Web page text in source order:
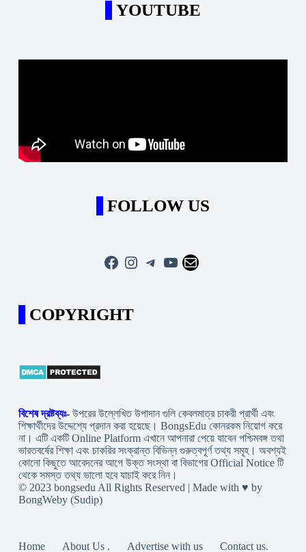
YOUTUBE
FOLLOW US
Facebook
Instagram
Telegram
YouTube
Mail
COPYRIGHT
বিশেষ দ্রষ্টব্যঃ- উপরের উল্লেখিত উপাদান গুলি কেবলমাত্র চাকরী প্রার্থী এবং
শিক্ষার্থীদের উদ্দেশ্যে প্রদান করা হয়েছে। BongsEdu কোনরকম নিয়োগ করে
না। এটি একটি Online Platform এখানে আপনারা পেয়ে যাবেন পশ্চিমবঙ্গ তথা
ভারতবর্ষের শিক্ষা এবং চাকরির সংক্রান্ত বিভিন্ন গুরুত্বপূর্ণ তথ্য সমূহ। অবশ্যই
কোনো কিছুতে আবেদনের আগে উক্ত সংস্থা বা বিভাগের Official Notice টি
থেকে সমস্ত তথ্য ভালো হবে যাচাই করে নিন।
© 2023 bongsedu All Rights Reserved | Made with ♥ by
BongWeby (Sudip)
Home About Us . Advertise with us Contact us.